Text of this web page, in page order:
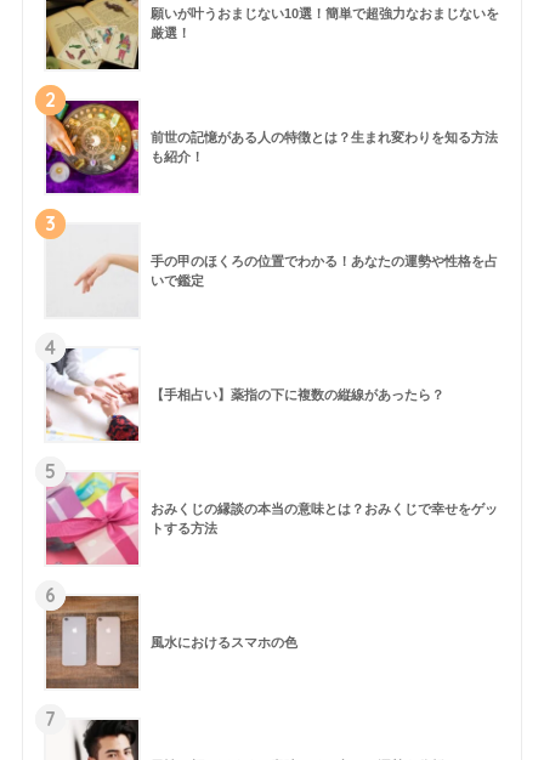
願いが叶うおまじない10選！簡単で超強力なおまじないを
厳選！
2
前世の記憶がある人の特徴とは？生まれ変わりを知る方法
も紹介！
3
手の甲のほくろの位置でわかる！あなたの運勢や性格を占
いで鑑定
4
【手相占い】薬指の下に複数の縦線があったら？
5
おみくじの縁談の本当の意味とは？おみくじで幸せをゲッ
トする方法
6
風水におけるスマホの色
7